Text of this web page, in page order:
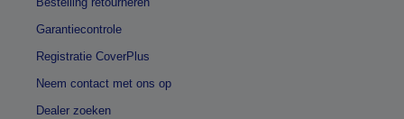
Garantiecontrole
Registratie CoverPlus
Neem contact met ons op
Dealer zoeken